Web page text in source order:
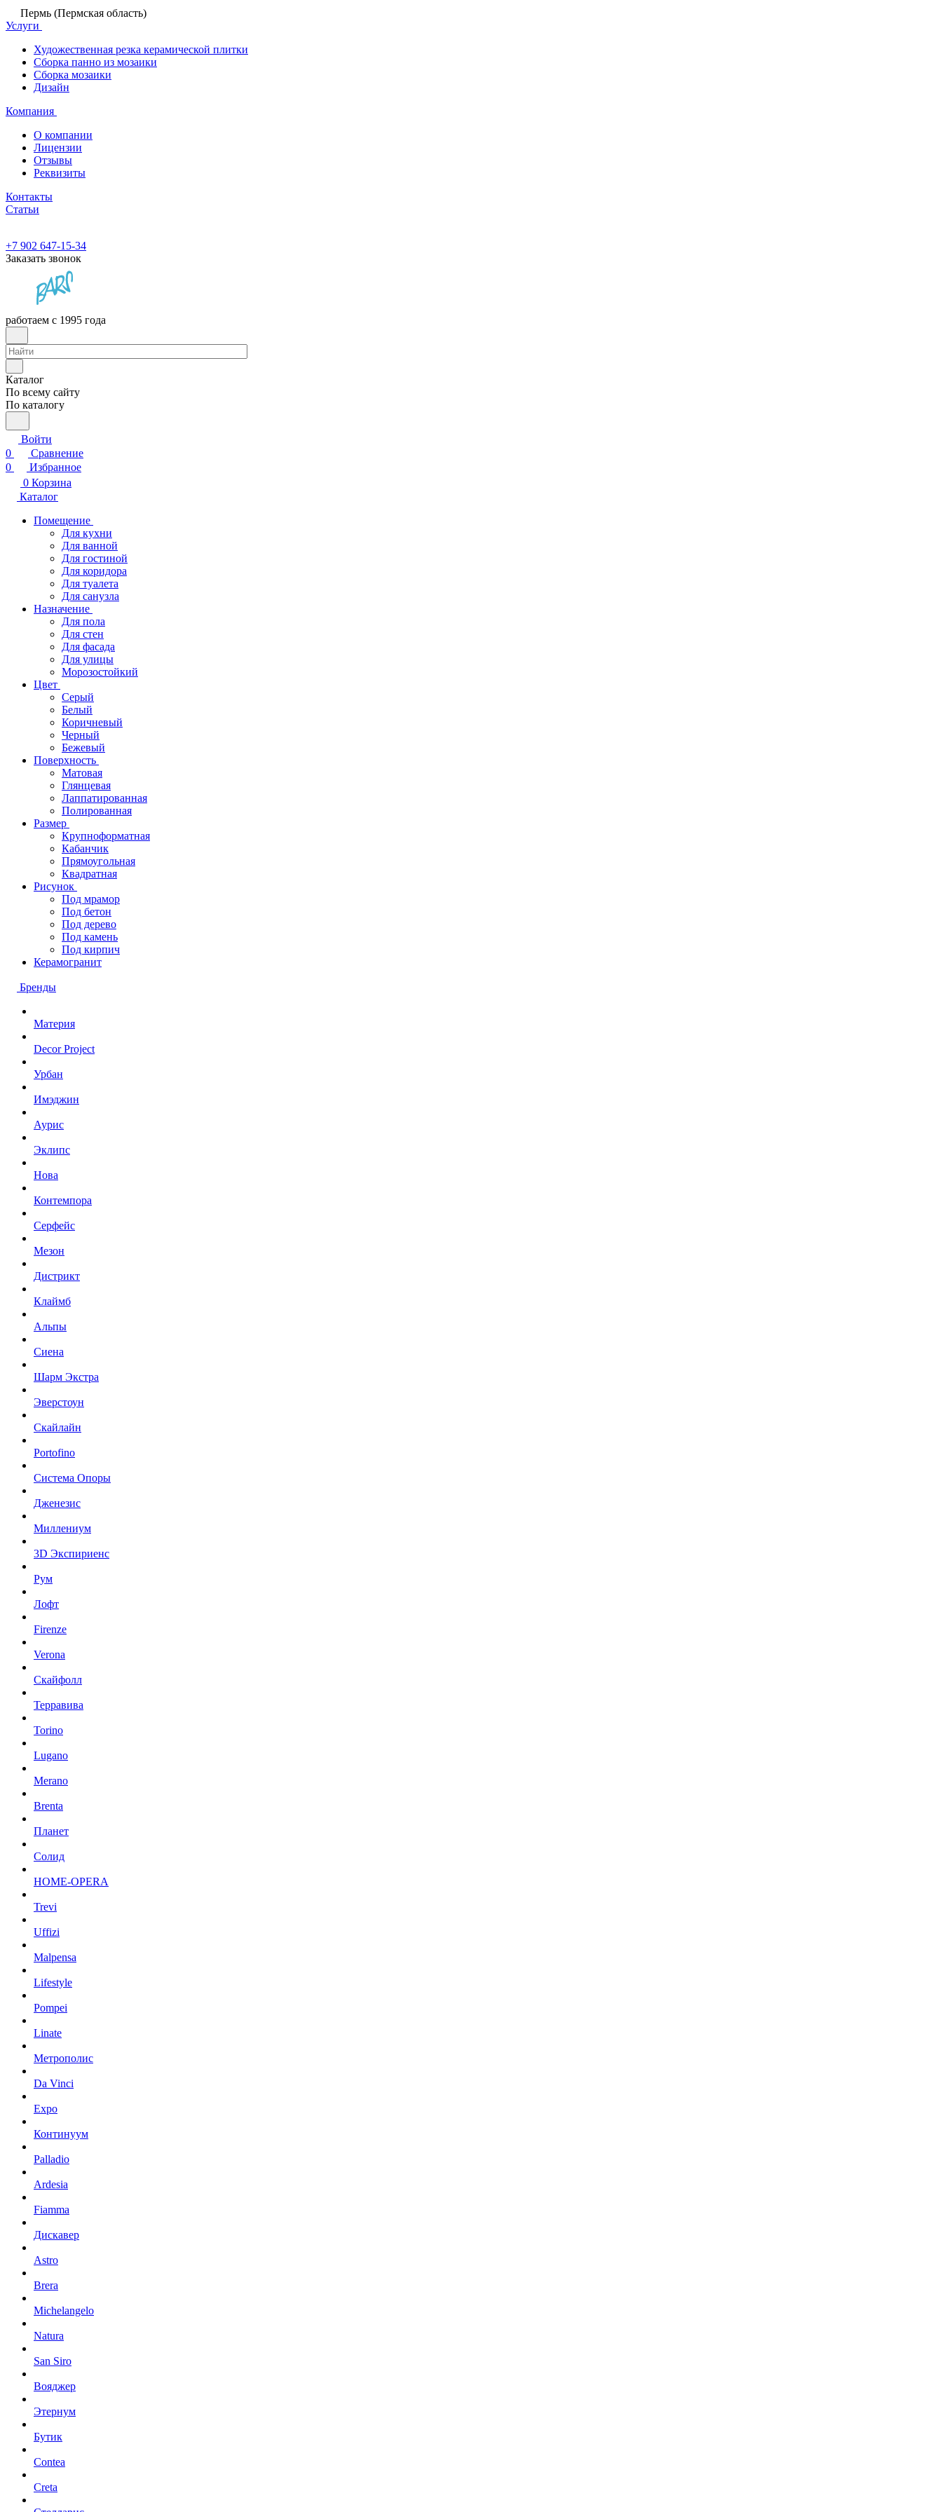
Пермь (Пермская область)
Услуги
Художественная резка керамической плитки
Сборка панно из мозаики
Сборка мозаики
Дизайн
Компания
О компании
Лицензии
Отзывы
Реквизиты
Контакты
Статьи
+7 902 647-15-34
Заказать звонок
работаем с 1995 года
Каталог
По всему сайту
По каталогу
Войти
0
Сравнение
0
Избранное
0 Корзина
Каталог
Помещение
Для кухни
Для ванной
Для гостиной
Для коридора
Для туалета
Для санузла
Назначение
Для пола
Для стен
Для фасада
Для улицы
Морозостойкий
Цвет
Серый
Белый
Коричневый
Черный
Бежевый
Поверхность
Матовая
Глянцевая
Лаппатированная
Полированная
Размер
Крупноформатная
Кабанчик
Прямоугольная
Квадратная
Рисунок
Под мрамор
Под бетон
Под дерево
Под камень
Под кирпич
Керамогранит
Бренды
Материя
Decor Project
Урбан
Имэджин
Аурис
Эклипс
Нова
Контемпора
Серфейс
Мезон
Дистрикт
Клаймб
Альпы
Сиена
Шарм Экстра
Эверстоун
Скайлайн
Portofino
Система Опоры
Дженезис
Миллениум
3D Экспириенс
Рум
Лофт
Firenze
Verona
Скайфолл
Терравива
Torino
Lugano
Merano
Brenta
Планет
Солид
HOME-OPERA
Trevi
Uffizi
Malpensa
Lifestyle
Pompei
Linate
Метрополис
Da Vinci
Expo
Континуум
Palladio
Ardesia
Fiamma
Дискавер
Astro
Brera
Michelangelo
Natura
San Siro
Вояджер
Этернум
Бутик
Contea
Creta